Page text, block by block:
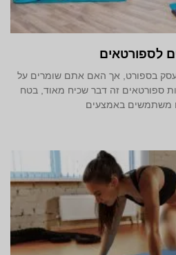
לספורטאים
בספורט, אך האם אתם שומרים על
ספורטאים זה דבר שכיח מאוד, בטח
משתמשים באמצעים